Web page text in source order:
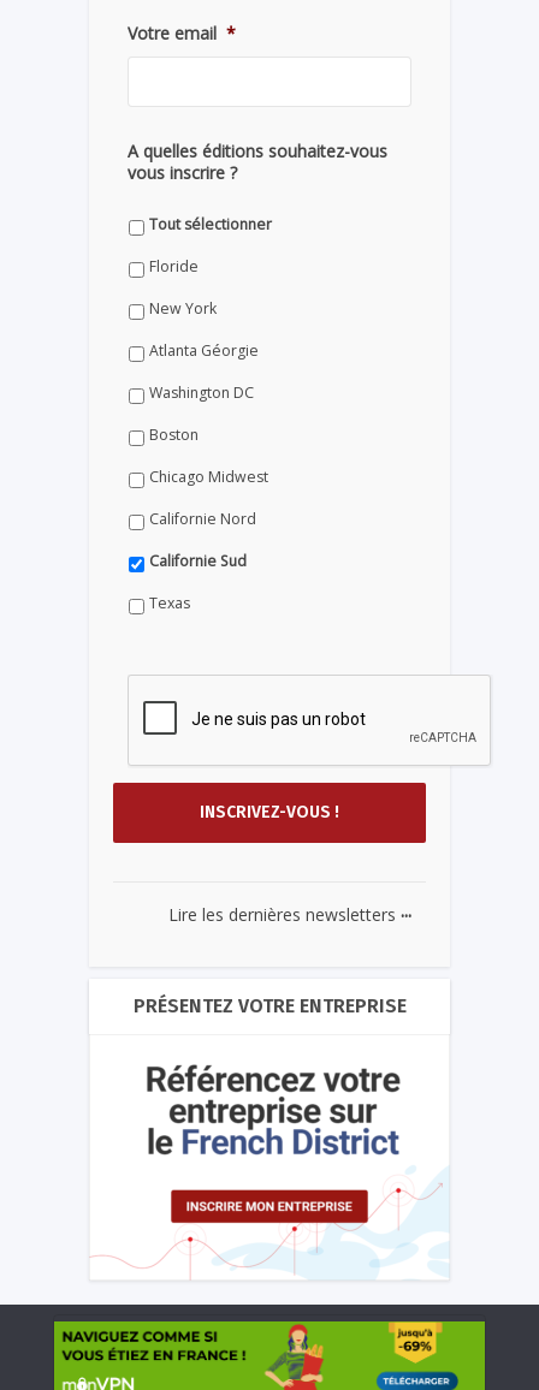
Votre email *
A quelles éditions souhaitez-vous
vous inscrire ?
Tout sélectionner
Floride
New York
Atlanta Géorgie
Washington DC
Boston
Chicago Midwest
Californie Nord
Californie Sud
Texas
Lire les dernières newsletters ...
PRÉSENTEZ VOTRE ENTREPRISE